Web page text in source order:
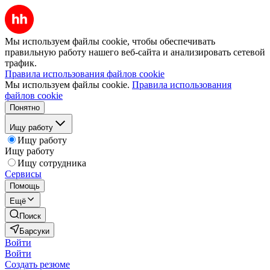
Мы используем файлы cookie, чтобы обеспечивать
правильную работу нашего веб-сайта и анализировать сетевой
трафик.
Правила использования файлов cookie
Мы используем файлы cookie. Правила использования
файлов cookie
Понятно
Ищу работу
Ищу работу
Ищу работу
Ищу сотрудника
Сервисы
Помощь
Ещё
Поиск
Барсуки
Войти
Войти
Создать резюме